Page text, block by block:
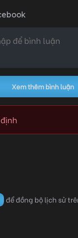
03/06/
định
Xem thêm bình luận
để đồng bộ lịch sử